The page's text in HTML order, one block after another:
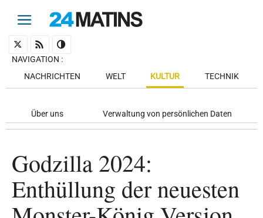
NAVIGATION :
NACHRICHTEN
WELT KULTUR TECHNIK
Über uns Verwaltung von persönlichen Daten
Godzilla 2024:
Enthüllung der neuesten